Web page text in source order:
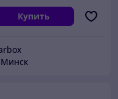
Купить
Минск